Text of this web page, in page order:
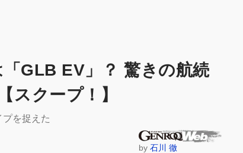
GLB EV」？ 驚きの航続
スクープ！】
プを捉えた
by 石川 徹